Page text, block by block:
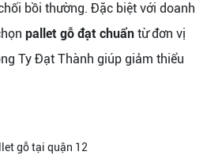
bồi thường. Đặc biệt với doanh
pallet gỗ đạt chuẩn từ đơn vị
Ty Đạt Thành giúp giảm thiểu